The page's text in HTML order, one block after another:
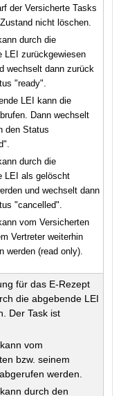
der Versicherte Tasks
nicht löschen.
durch die
LEI zurückgewiesen
wechselt dann zurück
"ready".
LEI kann die
Dann wechselt
den Status
durch die
LEI als gelöscht
und wechselt dann
"cancelled".
vom Versicherten
Vertreter weiterhin
werden (read only).
für das E-Rezept
die abgebende LEI
Der Task ist
vom
bzw. seinem
werden.
durch den